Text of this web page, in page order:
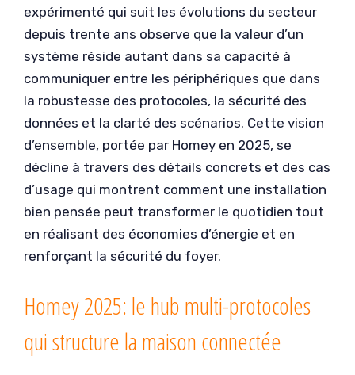
expérimenté qui suit les évolutions du secteur
depuis trente ans observe que la valeur d’un
système réside autant dans sa capacité à
communiquer entre les périphériques que dans
la robustesse des protocoles, la sécurité des
données et la clarté des scénarios. Cette vision
d’ensemble, portée par Homey en 2025, se
décline à travers des détails concrets et des cas
d’usage qui montrent comment une installation
bien pensée peut transformer le quotidien tout
en réalisant des économies d’énergie et en
renforçant la sécurité du foyer.
Homey 2025: le hub multi-protocoles
qui structure la maison connectée